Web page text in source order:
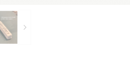
FESN laboratory